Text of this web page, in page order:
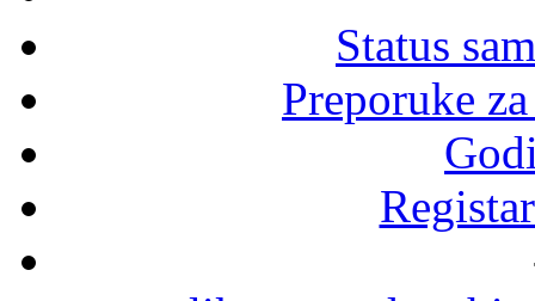
Status
Preporuke